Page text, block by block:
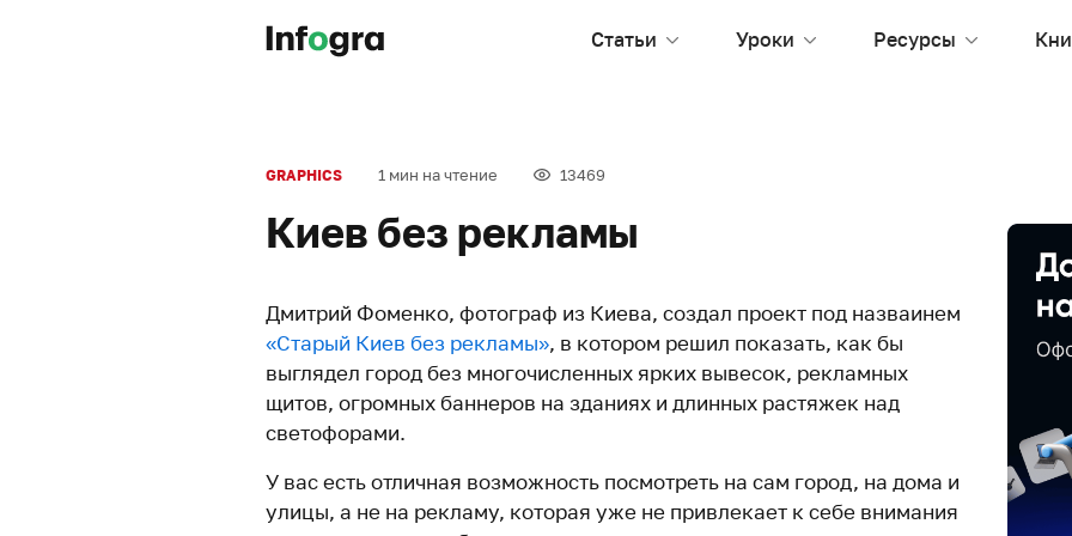
Статьи Уроки Ресурсы
GRAPHICS 1 мин на чтение 13469
Киев без рекламы
Дмитрий Фоменко, фотограф из Киева, создал проект под назваинем
«Старый Киев без рекламы», в котором решил показать, как бы
выглядел город без многочисленных ярких вывесок, рекламных
щитов, огромных баннеров на зданиях и длинных растяжек над
светофорами.
У вас есть отличная возможность посмотреть на сам город, на дома и
улицы, а не на рекламу, которая уже не привлекает к себе внимания